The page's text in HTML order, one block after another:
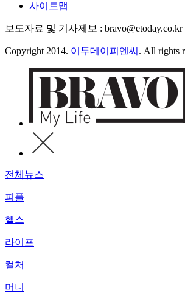
사이트맵
보도자료 및 기사제보 : bravo@etoday.co.kr
Copyright 2014. 이투데이피엔씨 . All rights
전체뉴스
피플
헬스
라이프
컬처
머니